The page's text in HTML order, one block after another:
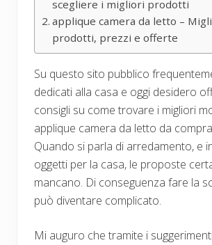
scegliere i migliori prodotti
applique camera da letto –
prodotti, prezzi e offerte
Su questo sito pubblico
dedicati alla casa e oggi desidero
consigli su come trovare i migliori
applique camera da letto da
Quando si parla di arredamento, e
oggetti per la casa, le proposte
mancano. Di conseguenza fare la
può diventare complicato.
Mi auguro che tramite i